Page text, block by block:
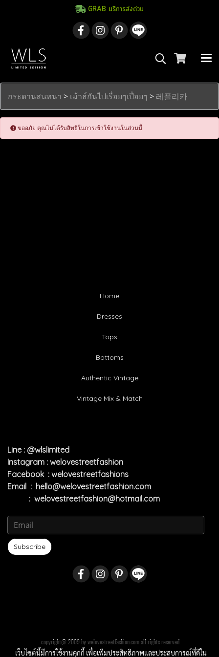
GRAB บริการส่งด่วน
กระดานสนทนา > เม้าธ์กันไปเรื่อยๆเปื่อยๆ > 레플리카
ขออภัย คุณไม่ได้รับสิทธิในการเข้าใช้งานในส่วนนี้
Home
Dresses
Tops
Bottoms
Authentic Vintage
Vintage Mix & Match
Line : @wlslimited
Instagram : welovestreetfashion
Facebook : welovestreetfashions
Email : hello@welovestreetfashion.com
: welovestreetfashion@hotmail.com
Subscribe
copyright@ 2009 by welovestreetfashion.com all rights reserved
เว็บไซต์นี้มีการใช้งานคุกกี้ เพื่อเพิ่มประสิทธิภาพและประสบการณ์ที่ดีใน